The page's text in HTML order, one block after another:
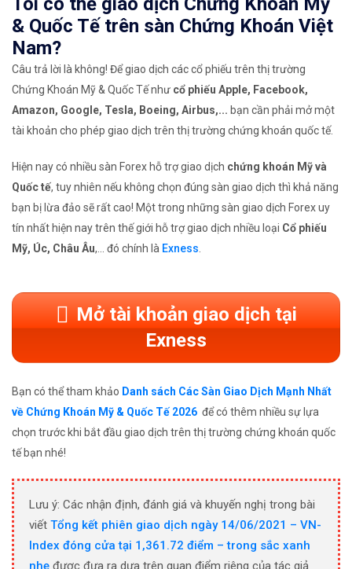
& Quốc Tế trên sàn Chứng Khoán Việt
Nam?
Câu trả lời là không! Để giao dịch các cổ phiếu trên thị trường
Chứng Khoán Mỹ & Quốc Tế như cổ phiếu Apple, Facebook,
Amazon, Google, Tesla, Boeing, Airbus,... bạn cần phải mở một
tài khoản cho phép giao dịch trên thị trường chứng khoán quốc tế.
Hiện nay có nhiều sàn Forex hỗ trợ giao dịch chứng khoán Mỹ và
Quốc tế, tuy nhiên nếu không chọn đúng sàn giao dịch thì khả năng
bạn bị lừa đảo sẽ rất cao! Một trong những sàn giao dịch Forex uy
tín nhất hiện nay trên thế giới hỗ trợ giao dịch nhiều loại Cổ phiếu
Mỹ, Úc, Châu Âu,... đó chính là Exness.
Mở tài khoản giao dịch tại
Exness
Bạn có thể tham khảo Danh sách Các Sàn Giao Dịch Mạnh Nhất
về Chứng Khoán Mỹ & Quốc Tế 2026 để có thêm nhiều sự lựa
chọn trước khi bắt đầu giao dịch trên thị trường chứng khoán quốc
tế bạn nhé!
Lưu ý: Các nhận định, đánh giá và khuyến nghị trong bài
viết Tổng kết phiên giao dịch ngày 14/06/2021 – VN-
Index đóng cửa tại 1,361.72 điểm – trong sắc xanh
nhẹ được đưa ra dựa trên quan điểm riêng của tác giả